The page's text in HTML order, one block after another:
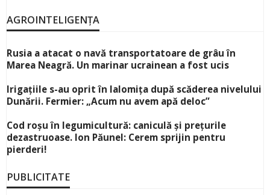
AGROINTELIGENȚA
Rusia a atacat o navă transportatoare de grâu în
Marea Neagră. Un marinar ucrainean a fost ucis
Irigațiile s-au oprit în Ialomița după scăderea nivelului
Dunării. Fermier: „Acum nu avem apă deloc”
Cod roșu în legumicultură: caniculă și prețurile
dezastruoase. Ion Păunel: Cerem sprijin pentru
pierderi!
PUBLICITATE